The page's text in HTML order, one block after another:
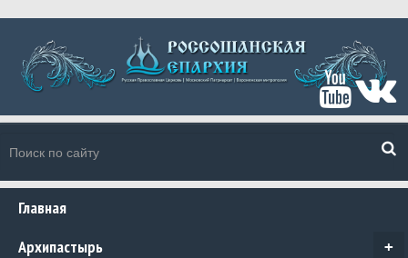
Главная
+
Архипастырь